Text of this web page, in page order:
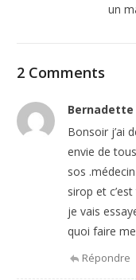
un
2 Comments
Bernadette
Bonsoir j’ai
envie de
sos
sirop et
je vais
quoi faire
Répondre